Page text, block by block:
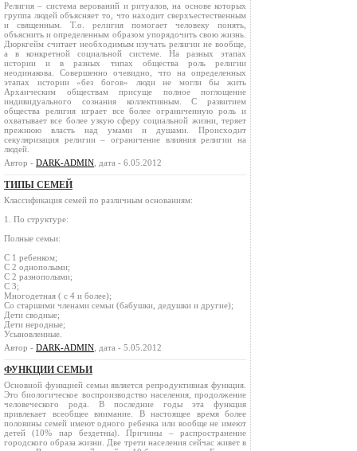
Религия – система верований и ритуалов, на основе которых
группа людей объясняет то, что находит сверхъестественным
и священным. Т.о. религия помогает человеку понять,
объяснить и определенным образом упорядочить свою жизнь.
Дюркгейм считает необходимым изучать религии не вообще,
а в конкретной социальной системе. На разных этапах
истории и в разных типах общества роль религии
неодинакова. Совершенно очевидно, что на определенных
этапах истории «без богов» люди не могли бы жить
Архаическим обществам присуще полное поглощение
индивидуального сознания коллективным. С развитием
общества религия играет все более ограниченную роль и
охватывает все более узкую сферу социальной жизни, теряет
прежнюю власть над умами и душами. Происходит
секуляризация религии – ограничение влияния религии на
людей.
Автор - DARK-ADMIN , дата - 6.05.2012
ТИПЫ СЕМЕЙ
Классификация семей по различным основаниям:
1. По структуре:
Полные семьи:
С 1 ребенком;
С 2 однополыми;
С 2 разнополыми;
С 3;
Многодетная ( с 4 и более);
Со старшими членами семьи (бабушки, дедушки и другие);
Дети сводные;
Дети неродные;
Усыновленные.
Автор - DARK-ADMIN , дата - 5.05.2012
ФУНКЦИИ СЕМЬИ
Основной функцией семьи является репродуктивная функция.
Это биологическое воспроизводство населения, продолжение
человеческого рода. В последние годы эта функция
привлекает всеобщее внимание. В настоящее время более
половины семей имеют одного ребенка или вообще не имеют
детей (10% пар бездетны). Причины – распространение
городского образа жизни. Две трети населения сейчас живет в